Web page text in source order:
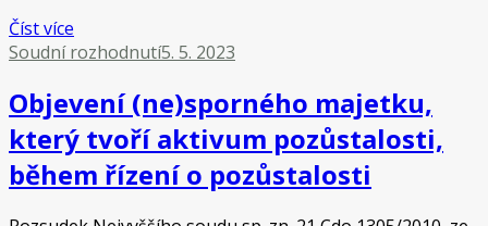
Číst více
Soudní rozhodnutí5. 5. 2023
Objevení (ne)sporného majetku,
který tvoří aktivum pozůstalosti,
během řízení o pozůstalosti